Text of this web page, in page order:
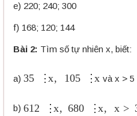
e) 220; 240; 300
f) 168; 120; 144
Bài 2: Tìm số tự nhiên x, biết:
a) 35 ⋮ 105⋮ và x > 5
b) 612 ⋮ 680⋮ x,